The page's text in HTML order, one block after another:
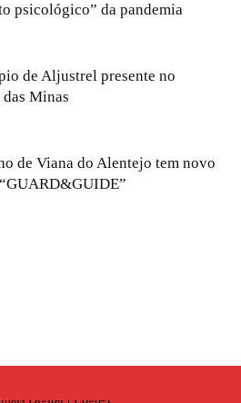
psicológico” da pandemia
de Aljustrel presente no
Minas
de Viana do Alentejo tem novo